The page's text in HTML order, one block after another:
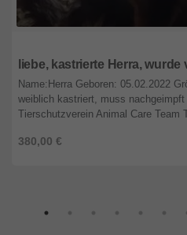
380,00 €
Name:Herra Geboren: 05.02.2022
weiblich kastriert, muss
Tierschutzverein Animal Care Team